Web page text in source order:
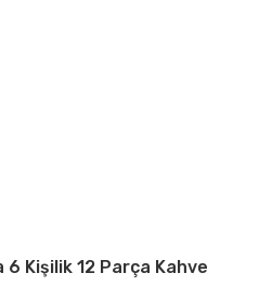
Kişilik 12 Parça Kahve